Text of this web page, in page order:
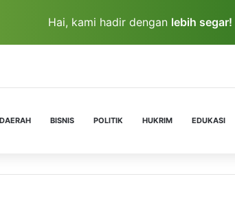
Hai, kami hadir dengan lebih segar!
DAERAH BISNIS POLITIK HUKRIM EDUKASI